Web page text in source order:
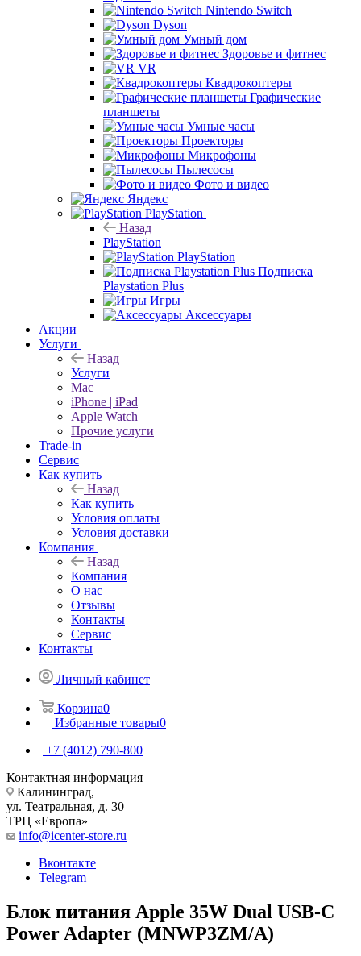
Nintendo Switch
Dyson
Умный дом
Здоровье и фитнес
VR
Квадрокоптеры
Графические
планшеты
Умные часы
Проекторы
Микрофоны
Пылесосы
Фото и видео
Яндекс
PlayStation
Назад
PlayStation
PlayStation
Подписка
Playstation Plus
Игры
Аксессуары
Акции
Услуги
Назад
Услуги
Mac
iPhone | iPad
Apple Watch
Прочие услуги
Trade-in
Сервис
Как купить
Назад
Как купить
Условия оплаты
Условия доставки
Компания
Назад
Компания
О нас
Отзывы
Контакты
Сервис
Контакты
Личный кабинет
Корзина0
Избранные товары0
+7 (4012) 790-800
Контактная информация
Калининград,
ул. Театральная, д. 30
ТРЦ «Европа»
info@icenter-store.ru
Вконтакте
Telegram
Блок питания Apple 35W Dual USB-C
Power Adapter (MNWP3ZM/A)